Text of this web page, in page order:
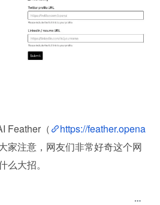
Feather（
https://feather.opena
家注意，网友们非常好奇这个网
么大招。